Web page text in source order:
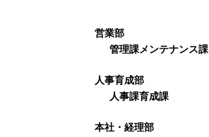
営業部
管理課メンテナンス課
人事育成部
人事課育成課
本社・経理部